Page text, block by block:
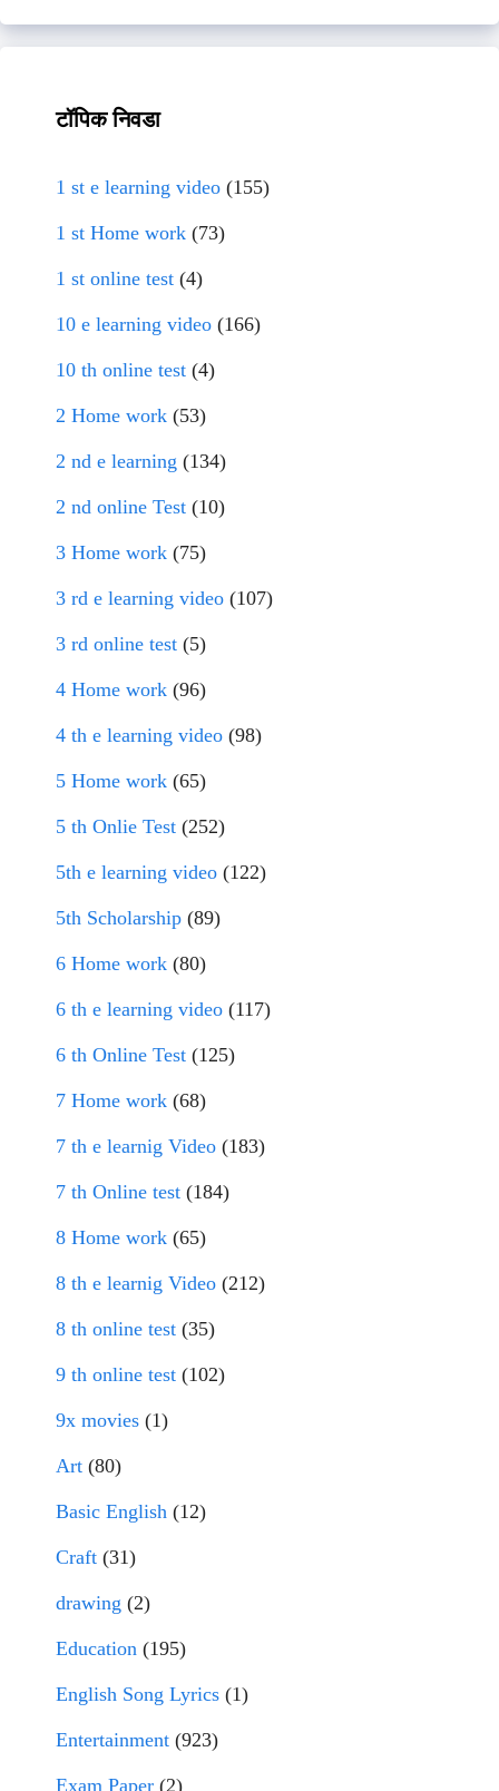
टॉपिक निवडा
1 st e learning video (155)
1 st Home work (73)
1 st online test (4)
10 e learning video (166)
10 th online test (4)
2 Home work (53)
2 nd e learning (134)
2 nd online Test (10)
3 Home work (75)
3 rd e learning video (107)
3 rd online test (5)
4 Home work (96)
4 th e learning video (98)
5 Home work (65)
5 th Onlie Test (252)
5th e learning video (122)
5th Scholarship (89)
6 Home work (80)
6 th e learning video (117)
6 th Online Test (125)
7 Home work (68)
7 th e learnig Video (183)
7 th Online test (184)
8 Home work (65)
8 th e learnig Video (212)
8 th online test (35)
9 th online test (102)
9x movies (1)
Art (80)
Basic English (12)
Craft (31)
drawing (2)
Education (195)
English Song Lyrics (1)
Entertainment (923)
Exam Paper (2)